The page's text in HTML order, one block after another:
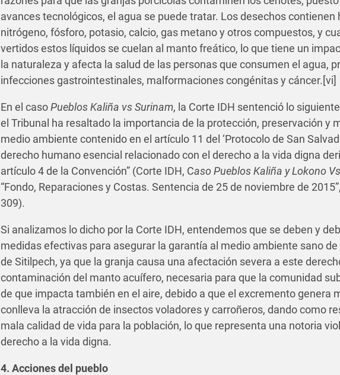
avances tecnológicos, el agua se puede tratar. Los desechos contienen
nitrógeno, fósforo, potasio, calcio, gas metano y otros compuestos, y
vertidos estos líquidos se cuelan al manto freático, lo que tiene un
la naturaleza y afecta la salud de las personas que consumen el agua,
infecciones gastrointestinales, malformaciones congénitas y cáncer. [vi]
En el casoPueblos Kaliña vs Surinam, la Corte IDH sentenció lo
el Tribunal ha resaltado la importancia de la protección, preservación y
medio ambiente contenido en el artículo 11 del ‘Protocolo de San
derecho humano esencial relacionado con el derecho a la vida digna
artículo 4 de la Convención” (Corte IDH, Caso Pueblos Kaliña y Lokono
“Fondo, Reparaciones y Costas. Sentencia de 25 de noviembre de
309).
Si analizamos lo dicho por la Corte IDH, entendemos que se deben y
medidas efectivas para asegurar la garantía al medio ambiente sano
de Sitilpech, ya que la granja causa una afectación severa a este
contaminación del manto acuífero, necesaria para que la comunidad
de que impacta también en el aire, debido a que el excremento genera
conlleva la atracción de insectos voladores y carroñeros, dando como
mala calidad de vida para la población, lo que representa una notoria
derecho a la vida digna.
4. Acciones del pueblo